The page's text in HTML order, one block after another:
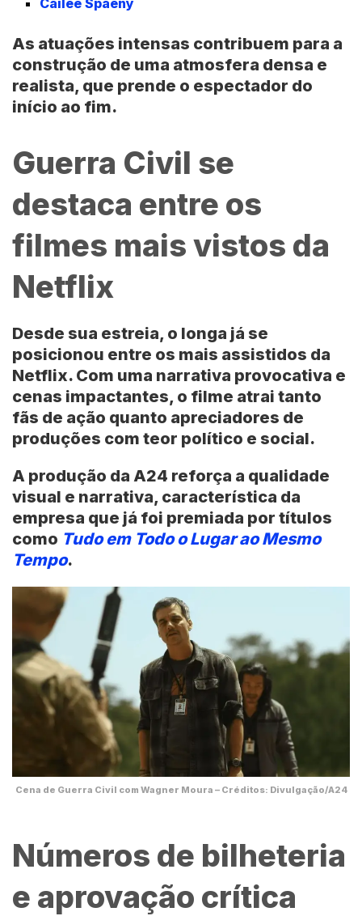
As atuações intensas contribuem para a
construção de uma atmosfera densa e
realista, que prende o espectador do
início ao fim.
Guerra Civil se
destaca entre os
filmes mais vistos da
Netflix
Desde sua estreia, o longa já se
posicionou entre os mais assistidos da
Netflix. Com uma narrativa provocativa e
cenas impactantes, o filme atrai tanto
fãs de ação quanto apreciadores de
produções com teor político e social.
A produção da A24 reforça a qualidade
visual e narrativa, característica da
empresa que já foi premiada por títulos
como Tudo em Todo o Lugar ao Mesmo
Tempo.
Cena de Guerra Civil com Wagner Moura – Créditos: Divulgação/A24
Números de bilheteria
e aprovação crítica